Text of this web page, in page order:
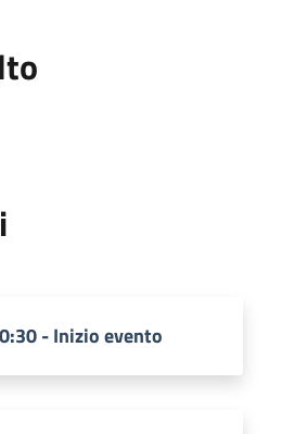
- Inizio evento